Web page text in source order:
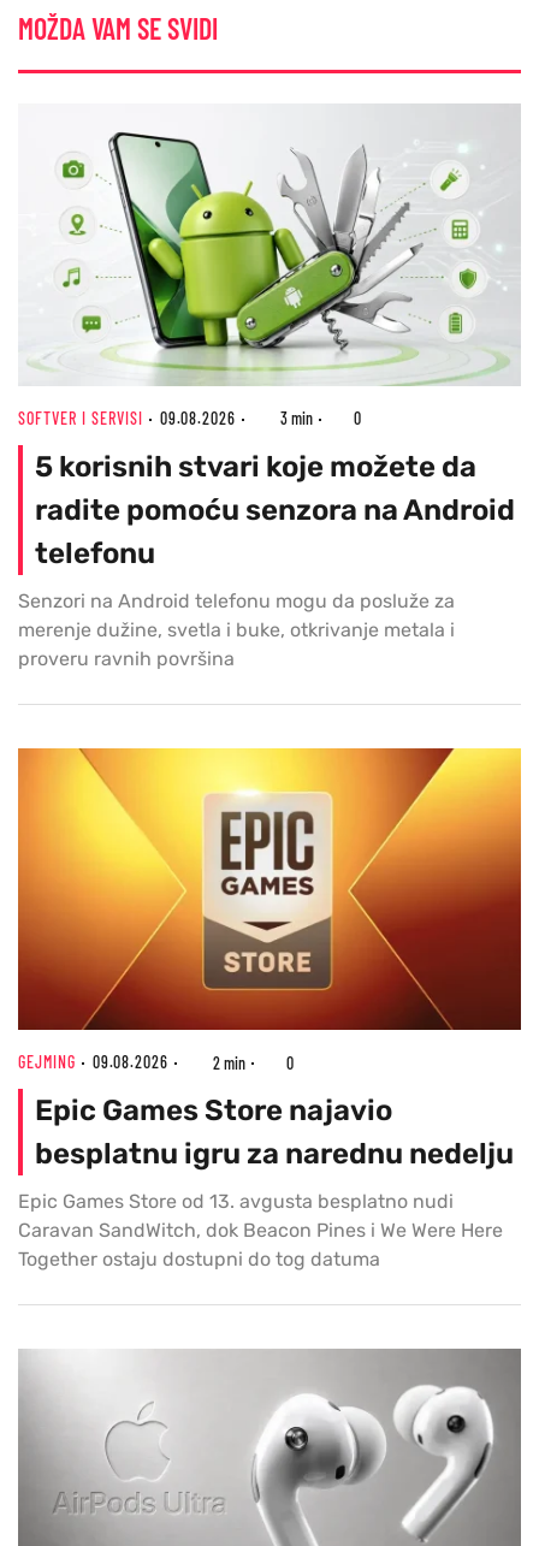
MOŽDA VAM SE SVIDI
SOFTVER I SERVISI 09.08.2026 3 min 0
5 korisnih stvari koje možete da
radite pomoću senzora na Android
telefonu
Senzori na Android telefonu mogu da posluže za
merenje dužine, svetla i buke, otkrivanje metala i
proveru ravnih površina
GEJMING 09.08.2026 2 min 0
Epic Games Store najavio
besplatnu igru za narednu nedelju
Epic Games Store od 13. avgusta besplatno nudi
Caravan SandWitch, dok Beacon Pines i We Were Here
Together ostaju dostupni do tog datuma